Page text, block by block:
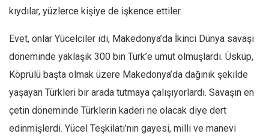
Abir E. Nahas
» Yazar arşivi
Bu Sayı
Tüm Sayılar
kıydılar, yüzlerce kişiye de işkence ettiler.
Evet, onlar Yücelciler idi, Makedonya’da İkinci Dünya savaşı
döneminde yaklaşık 300 bin Türk’e umut olmuşlardı. Üsküp,
Köprülü başta olmak üzere Makedonya’da dağınık şekilde
yaşayan Türkleri bir arada tutmaya çalışıyorlardı. Savaşın en
çetin döneminde Türklerin kaderi ne olacak diye dert
edinmişlerdi. Yücel Teşkilatı’nın gayesi, milli ve manevi